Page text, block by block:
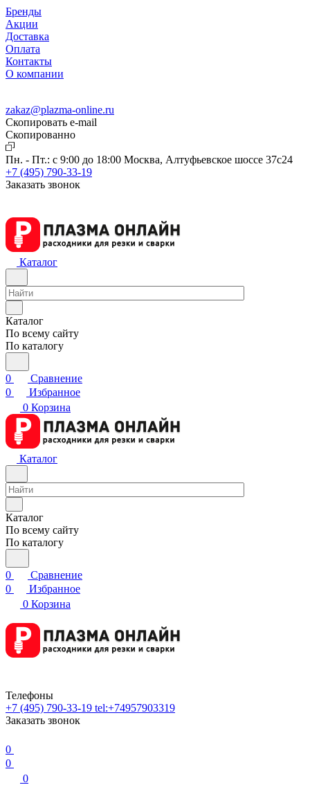
Бренды
Акции
Доставка
Оплата
Контакты
О компании
zakaz@plazma-online.ru
Скопировать e-mail
Cкопированно
Пн. - Пт.: с 9:00 до 18:00 Москва, Алтуфьевское шоссе 37с24
+7 (495) 790-33-19
Заказать звонок
Каталог
Каталог
По всему сайту
По каталогу
0
Сравнение
0
Избранное
0 Корзина
Каталог
Каталог
По всему сайту
По каталогу
0
Сравнение
0
Избранное
0 Корзина
Телефоны
+7 (495) 790-33-19 tel:+74957903319
Заказать звонок
0
0
0